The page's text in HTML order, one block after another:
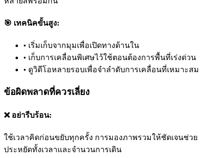
🎯 เทคนิคขั้นสูง:
• เริ่มเก็บจากมุมเพื่อเปิดทางด้านใน
• เก็บการเคลื่อนพิเศษไว้ใช้ตอนต้องการพื้นที่เร่งด่วน
• ดูวิดีโอหลายรอบเพื่อจำลำดับการเคลื่อนที่เหมาะสม
ข้อผิดพลาดที่ควรเลี่ยง
❌ อย่ารีบร้อน:
ใช้เวลาคิดก่อนขยับทุกครั้ง การมองภาพรวมให้ชัดเจนช่วย
ประหยัดทั้งเวลาและจำนวนการเดิน